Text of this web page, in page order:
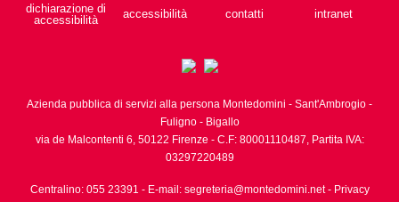
dichiarazione di
accessibilità
accessibilità contatti intranet
Azienda pubblica di servizi alla persona Montedomini - Sant'Ambrogio -
Fuligno - Bigallo
via de Malcontenti 6, 50122 Firenze - C.F: 80001110487, Partita IVA:
03297220489
Centralino: 055 23391 - E-mail: segreteria@montedomini.net- Privacy